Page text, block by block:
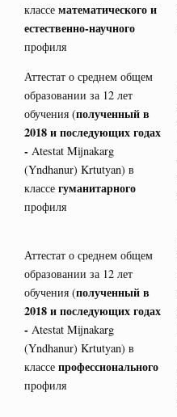
классе математического и
естественно-научного
профиля
Аттестат о среднем общем
образовании за 12 лет
обучения (полученный в
2018 и последующих годах
- Atestat Mijnakarg
(Yndhanur) Krtutyan) в
классе гуманитарного
профиля
Аттестат о среднем общем
образовании за 12 лет
обучения (полученный в
2018 и последующих годах
- Atestat Mijnakarg
(Yndhanur) Krtutyan) в
классе профессионального
профиля